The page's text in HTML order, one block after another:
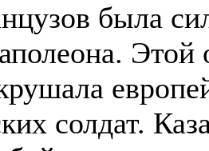
была
солдат.